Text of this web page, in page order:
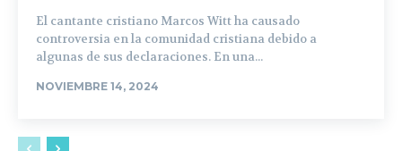
El cantante cristiano Marcos Witt ha causado
controversia en la comunidad cristiana debido a
algunas de sus declaraciones. En una...
NOVIEMBRE 14, 2024